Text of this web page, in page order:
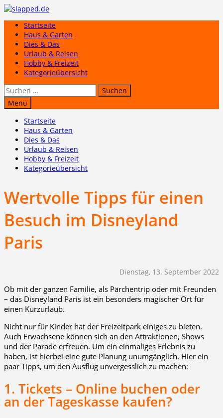
Zum
springenStartseite
Haus & Garten
Dies & Das
Urlaub & Reisen
Hobby & Freizeit
Kategorieübersicht
Suchen
nach:
Menü
Startseite
Haus & Garten
Dies & Das
Urlaub & Reisen
Hobby & Freizeit
Kategorieübersicht
Wertvolle Tipps für einen
Besuch im Disneyland
Paris
Dienstag, 13. September 2022
Ob mit der ganzen Familie, als Pärchentrip oder mit Freunden
– das Disneyland Paris ist ein besonders magischer Ort für
einen Kurzurlaub.
Nicht nur für Kinder hat der Freizeitpark einiges zu bieten.
Auch Erwachsene können sich an den Attraktionen, Shows
und der Parade erfreuen. Um ein einmaliges Erlebnis zu
haben, ist hierbei eine gute Planung unumgänglich. Hier ein
paar Tipps, um den Ausflug unvergesslich zu machen:
1. Tickets – Online buchen oder
an der Tageskasse kaufen?